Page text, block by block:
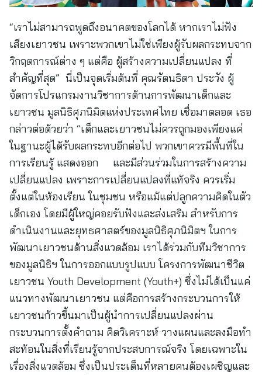
“เราไม่สามารถพูดถึงอนาคตของโลกได้ หากเราไม่ฟัง
เสียงเยาวชน เพราะพวกเขาไม่ใช่เพียงผู้รับผลกระทบจาก
วิกฤตการณ์ต่าง ๆ แต่คือ ผู้สร้างความเปลี่ยนแปลง ที่
สำคัญที่สุด” นี่เป็นจุดเริ่มต้นที่ คุณรัตนธิดา ประวัง ผู้
จัดการโปรแกรมงานวิชาการด้านการพัฒนาเด็กและ
เยาวชน มูลนิธิศุภนิมิตแห่งประเทศไทย เชื่อมาตลอด เธอ
กล่าวต่อด้วยว่า “เด็กและเยาวชนไม่ควรถูกมองเพียงแค่
ในฐานะผู้ได้รับผลกระทบอีกต่อไป พวกเขาควรมีพื้นที่ใน
การเรียนรู้ แสดงออก และมีส่วนร่วมในการสร้างความ
เปลี่ยนแปลง เพราะการเปลี่ยนแปลงที่แท้จริง ควรเริ่ม
ตั้งแต่ในห้องเรียน ในชุมชน หรือแม้แต่ปลูกความคิดในตัว
เด็กเอง โดยมีผู้ใหญ่คอยรับฟังและส่งเสริม สำหรับการ
ดำเนินงานและยุทธศาสตร์ของมูลนิธิศุภนิมิตฯ ในการ
พัฒนาเยาวชนด้านสิ่งแวดล้อม เราได้ร่วมกับทีมวิชาการ
ของมูลนิธิฯ ในการออกแบบรูปแบบ โครงการพัฒนาชีวิต
เยาวชน Youth Development (Youth+) ซึ่งไม่ได้เป็นแค่
แนวทางพัฒนาเยาวชน แต่คือการสร้างกระบวนการให้
เยาวชนก้าวขึ้นมาเป็นผู้นำการเปลี่ยนแปลงผ่าน
กระบวนการตั้งคำถาม คิดวิเคราะห์ วางแผนและลงมือทำ
สะท้อนในสิ่งที่เรียนรู้จากประสบการณ์จริง โดยเฉพาะใน
เรื่องสิ่งแวดล้อม ซึ่งเป็นประเด็นที่หลายคนต้องเผชิญและ